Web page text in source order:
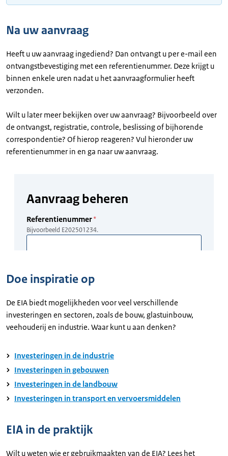
Na uw aanvraag
Heeft u uw aanvraag ingediend? Dan ontvangt u per e-mail een
ontvangstbevestiging met een referentienummer. Deze krijgt u
binnen enkele uren nadat u het aanvraagformulier heeft
verzonden.
Wilt u later meer bekijken over uw aanvraag? Bijvoorbeeld over
de ontvangst, registratie, controle, beslissing of bijhorende
correspondentie? Of hierop reageren? Vul hieronder uw
referentienummer in en ga naar uw aanvraag.
Doe inspiratie op
De EIA biedt mogelijkheden voor veel verschillende
investeringen en sectoren, zoals de bouw, glastuinbouw,
veehouderij en industrie. Waar kunt u aan denken?
Investeringen in de industrie
Investeringen in gebouwen
Investeringen in de landbouw
Investeringen in transport en vervoersmiddelen
EIA in de praktijk
Wilt u weten wie er gebruikmaakten van de EIA? Lees het